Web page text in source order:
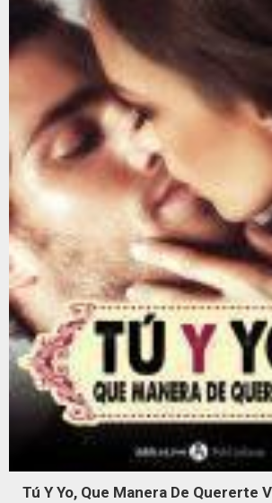
Tú Y Yo, Que Manera De Quererte